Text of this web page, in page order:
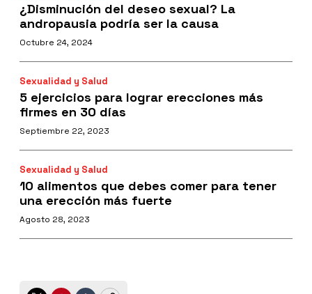
¿Disminución del deseo sexual? La
andropausia podría ser la causa
Octubre 24, 2024
Sexualidad y Salud
5 ejercicios para lograr erecciones más
firmes en 30 días
Septiembre 22, 2023
Sexualidad y Salud
10 alimentos que debes comer para tener
una erección más fuerte
Agosto 28, 2023